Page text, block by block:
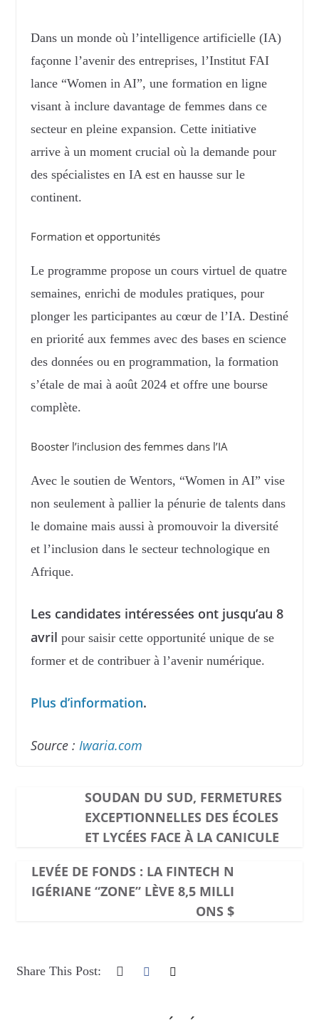
Dans un monde où l’intelligence artificielle (IA)
façonne l’avenir des entreprises, l’Institut FAI
lance “Women in AI”, une formation en ligne
visant à inclure davantage de femmes dans ce
secteur en pleine expansion. Cette initiative
arrive à un moment crucial où la demande pour
des spécialistes en IA est en hausse sur le
continent.
Formation et opportunités
Le programme propose un cours virtuel de quatre
semaines, enrichi de modules pratiques, pour
plonger les participantes au cœur de l’IA. Destiné
en priorité aux femmes avec des bases en science
des données ou en programmation, la formation
s’étale de mai à août 2024 et offre une bourse
complète.
Booster l’inclusion des femmes dans l’IA
Avec le soutien de Wentors, “Women in AI” vise
non seulement à pallier la pénurie de talents dans
le domaine mais aussi à promouvoir la diversité
et l’inclusion dans le secteur technologique en
Afrique.
Les candidates intéressées ont jusqu’au 8
avril pour saisir cette opportunité unique de se
former et de contribuer à l’avenir numérique.
Plus d’information.
Source : Iwaria.com
SOUDAN DU SUD, FERMETURES
EXCEPTIONNELLES DES ÉCOLES
ET LYCÉES FACE À LA CANICULE
LEVÉE DE FONDS : LA FINTECH N
IGÉRIANE “ZONE” LÈVE 8,5 MILLI
ONS $
Share This Post: